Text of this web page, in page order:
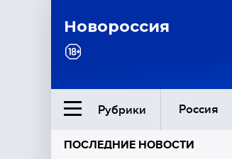
Новороссия
Рубрики Россия
ПОСЛЕДНИЕ НОВОСТИ